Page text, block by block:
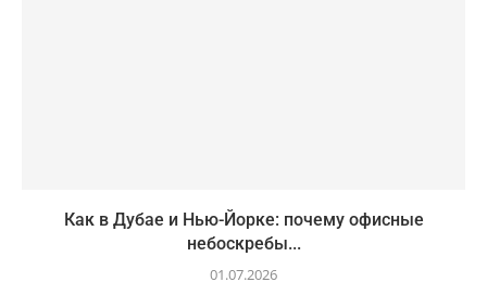
Как в Дубае и Нью-Йорке: почему офисные
небоскребы...
01.07.2026